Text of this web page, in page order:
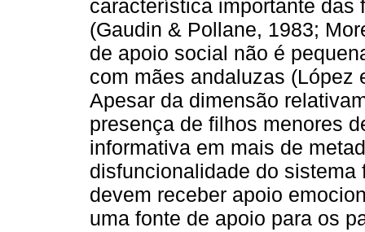
característica importante
(Gaudin & Pollane, 1983;
de apoio social não é
com mães andaluzas (López
Apesar da dimensão
presença de filhos menores
informativa em mais de
disfuncionalidade do
devem receber apoio
uma fonte de apoio para os